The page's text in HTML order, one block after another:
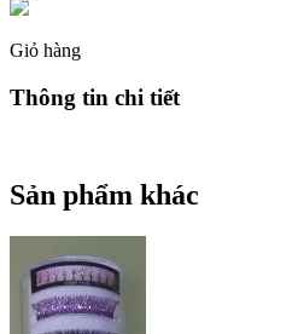
Giỏ hàng
Thông tin chi tiết
Sản phẩm khác